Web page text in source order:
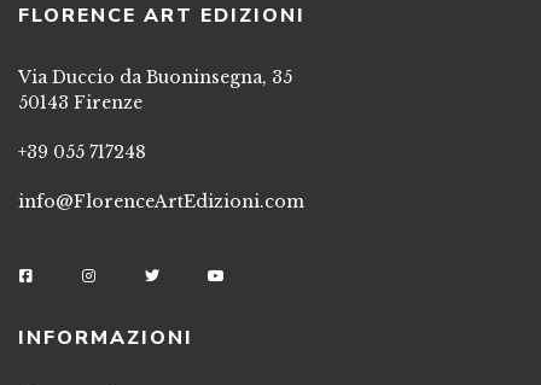
FLORENCE ART EDIZIONI
Via Duccio da Buoninsegna, 35
50143 Firenze
+39 055 717248
info@FlorenceArtEdizioni.com
INFORMAZIONI